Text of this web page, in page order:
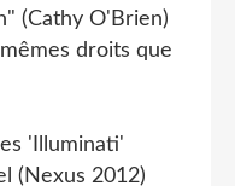
(Cathy O'Brien)
droits que
'Illuminati'
(Nexus 2012)